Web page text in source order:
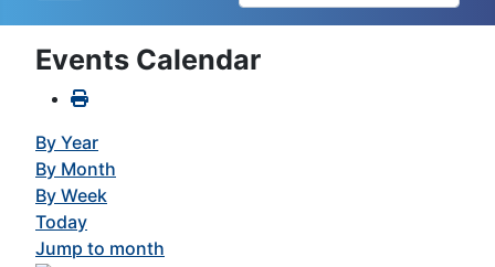
Events Calendar
By Year
By Month
By Week
Today
Jump to month